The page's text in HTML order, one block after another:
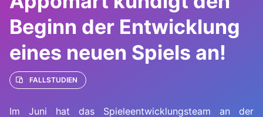
Beginn der Entwicklung
eines neuen Spiels an!
FALLSTUDIEN
Im Juni hat das Spieleentwicklungsteam an der